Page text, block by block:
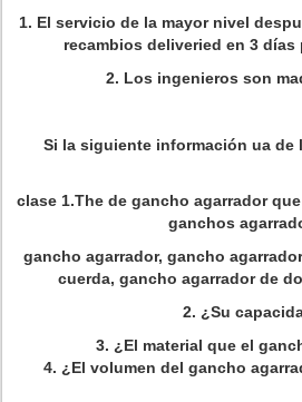
1. El servicio de la mayor nivel
recambios deliveried en 3
2. Los ingenieros son
Si la siguiente información ua
clase 1.The de gancho agarrador
ganchos
gancho agarrador, gancho
cuerda, gancho agarrador de
2. ¿Su
3. ¿El material que el
4. ¿El volumen del gancho